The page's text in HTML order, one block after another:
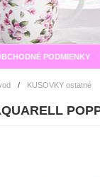
PODMIENKY
/ KUSOVKY ostatné